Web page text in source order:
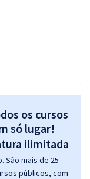
os cursos
só lugar!
São mais de 25
públicos, com